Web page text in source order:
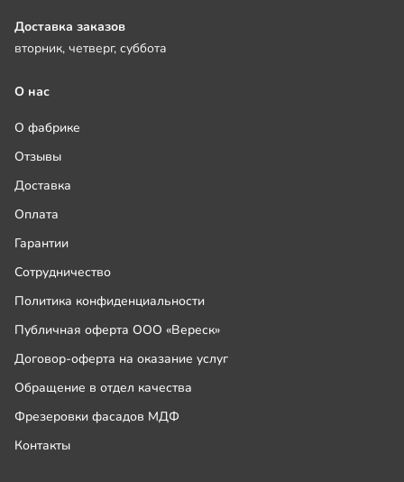
Доставка заказов
вторник, четверг, суббота
О нас
О фабрике
Отзывы
Доставка
Оплата
Гарантии
Сотрудничество
Политика конфиденциальности
Публичная оферта ООО «Вереск»
Договор-оферта на оказание услуг
Обращение в отдел качества
Фрезеровки фасадов МДФ
Контакты